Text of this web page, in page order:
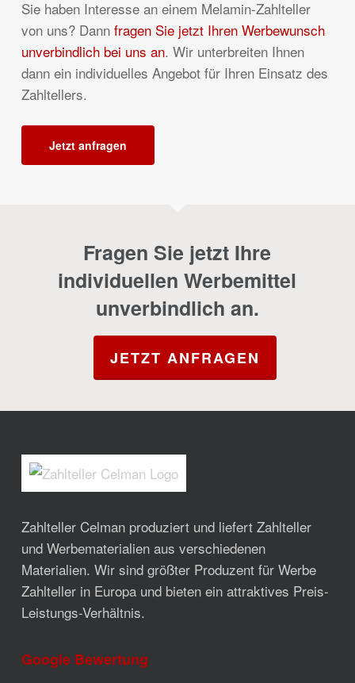
Sie haben Interesse an einem Melamin-Zahlteller
von uns? Dann fragen Sie jetzt Ihren Werbewunsch
unverbindlich bei uns an. Wir unterbreiten Ihnen
dann ein individuelles Angebot für Ihren Einsatz des
Zahltellers.
Jetzt anfragen
Fragen Sie jetzt Ihre
individuellen Werbemittel
unverbindlich an.
JETZT ANFRAGEN
Zahlteller Celman produziert und liefert Zahlteller
und Werbematerialien aus verschiedenen
Materialien. Wir sind größter Produzent für Werbe
Zahlteller in Europa und bieten ein attraktives Preis-
Leistungs-Verhältnis.
Google Bewertung